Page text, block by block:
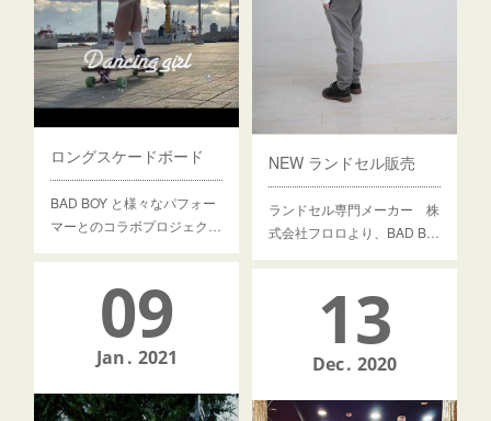
NEW ランドセル販売
ランドセル専門メーカー 株
式会社フロロより、BAD B…
ロングスケードボード
BAD BOY と様々なパフォー
マーとのコラボプロジェク…
09
Jan 2021 13
Dec 2020